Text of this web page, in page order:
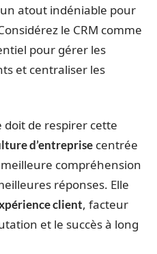
un atout indéniable pour
le CRM comme
pour gérer les
et centraliser les
doit de respirer cette
d’entreprise centrée
compréhension
réponses. Elle
client, facteur
et le succès à long